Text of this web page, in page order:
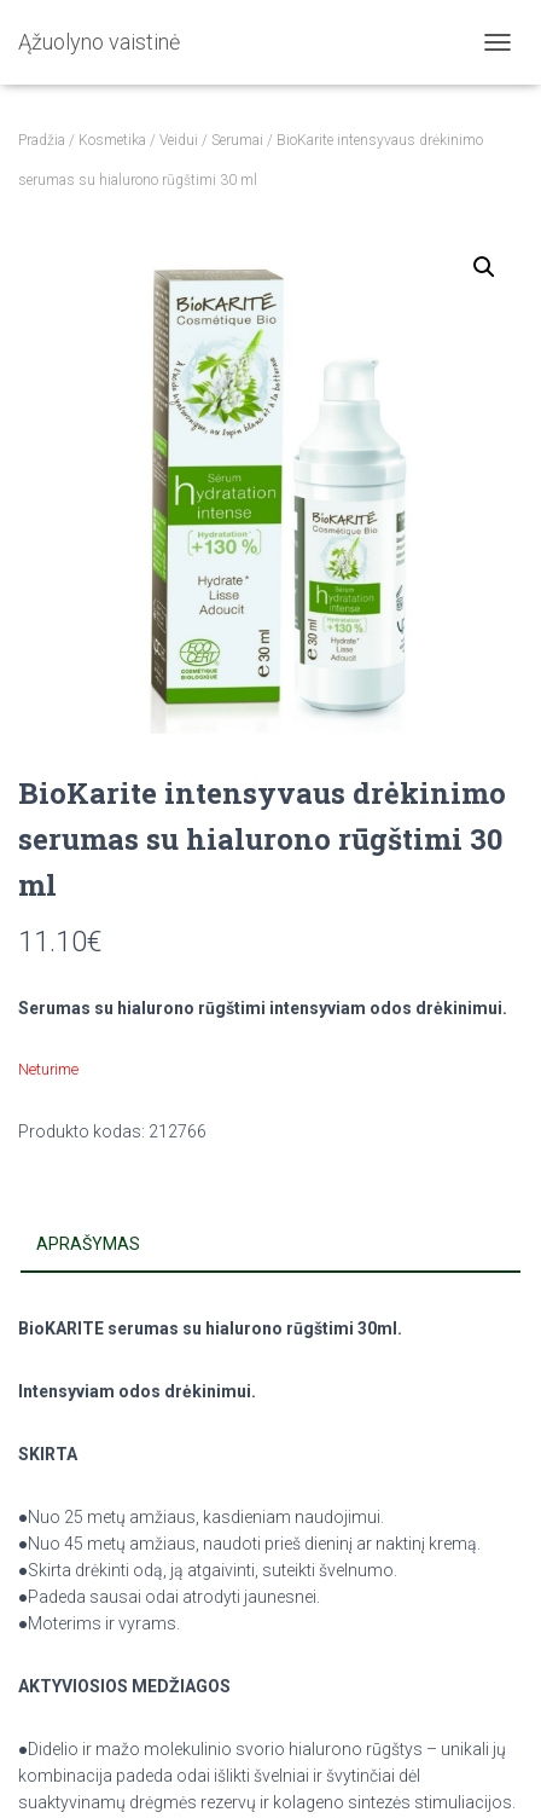
Ąžuolyno vaistinė
O
Pradžia / Kosmetika / Veidui / Serumai / BioKarite intensyvaus drėkinimo
serumas su hialurono rūgštimi 30 ml
BioKarite intensyvaus drėkinimo
serumas su hialurono rūgštimi 30
ml
11.10€
Serumas su hialurono rūgštimi intensyviam odos drėkinimui.
Neturime
Produkto kodas: 212766
APRAŠYMAS
BioKARITE serumas su hialurono rūgštimi 30ml.
Intensyviam odos drėkinimui.
SKIRTA
●Nuo 25 metų amžiaus, kasdieniam naudojimui.
●Nuo 45 metų amžiaus, naudoti prieš dieninį ar naktinį kremą.
●Skirta drėkinti odą, ją atgaivinti, suteikti švelnumo.
●Padeda sausai odai atrodyti jaunesnei.
●Moterims ir vyrams.
AKTYVIOSIOS MEDŽIAGOS
●Didelio ir mažo molekulinio svorio hialurono rūgštys – unikali jų
kombinacija padeda odai išlikti švelniai ir švytinčiai dėl
suaktyvinamų drėgmės rezervų ir kolageno sintezės stimuliacijos.